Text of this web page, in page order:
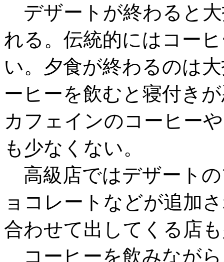
デザートが終わると
れる。伝統的にはコー
い。夕食が終わるのは
ーヒーを飲むと寝付き
カフェインのコーヒー
も少なくない。
高級店ではデザート
ョコレートなどが追加
合わせて出してくる店
コーヒーを飲みなが